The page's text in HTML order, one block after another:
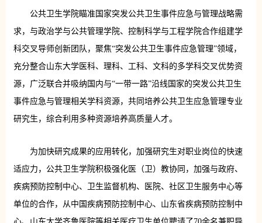
公共卫生学院瞄准国家突发公共卫生事件应急与管理战略需
求，与政治学与公共管理学院、控制科学与工程学院合作组建学
科交叉导师创新团队，聚焦“突发公共卫生事件应急管理”领域，
充分整合山东大学医科、理科、工科、文科的多学科交叉优势资
源，广泛联合并吸纳国内与“一带一路”沿线国家的突发公共卫生
事件应急与管理相关学科资源，共同培养公共卫生应急管理专业
研究生，综合利用多种资源培养高质量人才。
为加快研究成果的应用转化，加强研究生对职业岗位的快速
适应力，公共卫生学院积极强化医（卫）教协同，加强与政府、
疾病预防控制中心、卫生监督机构、医院、社区卫生服务中心等
单位的合作，从中国疾病预防控制中心、山东省疾病预防控制中